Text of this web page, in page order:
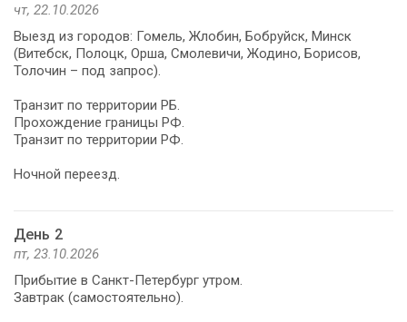
чт, 22.10.2026
Выезд из городов: Гомель, Жлобин, Бобруйск, Минск
(Витебск, Полоцк, Орша, Смолевичи, Жодино, Борисов,
Толочин – под запрос).
Транзит по территории РБ.
Прохождение границы РФ.
Транзит по территории РФ.
Ночной переезд.
День 2
пт, 23.10.2026
Прибытие в Санкт-Петербург утром.
Завтрак (самостоятельно).